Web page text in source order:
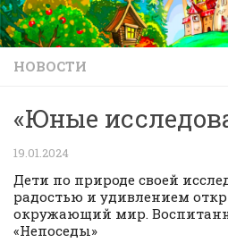
НОВОСТИ
«Юные
19.01.2024
Дети по природе своей
радостью и удивлением
окружающий мир.
«Непоседы»